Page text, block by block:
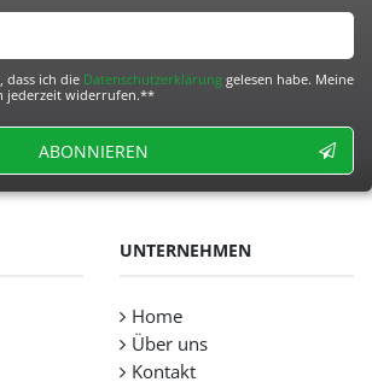
dass ich die Daten­schutz­erklärunggelesen habe. Meine
jederzeit widerrufen.**
ABONNIEREN
UNTERNEHMEN
Home
Über uns
Kontakt